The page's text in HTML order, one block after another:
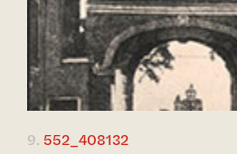
9. 552_408132